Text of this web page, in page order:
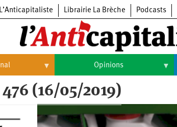
L’Anticapitaliste Librairie La Brèche Podcasts
Opinions
Opinions
(16/05/2019)